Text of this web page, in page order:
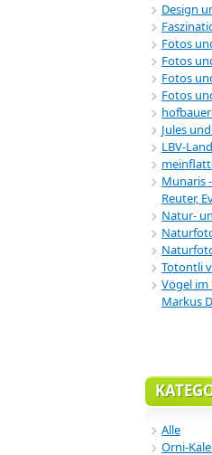
Design
Fotos
Fotos
Fotos
Fotos
Jules
LBV-
Munaris
Reuter,
Natur-
Totontli
Vögel im
Markus
Alle
Orni-